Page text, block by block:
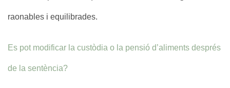
raonables i equilibrades.
Es pot modificar la custòdia o la pensió d’aliments després
de la sentència?